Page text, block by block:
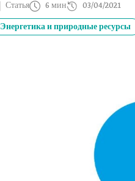
Статья 6 мин 03/04/2021
Энергетика и природные ресурсы